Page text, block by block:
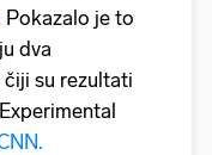
Pokazalo je to
dva
su rezultati